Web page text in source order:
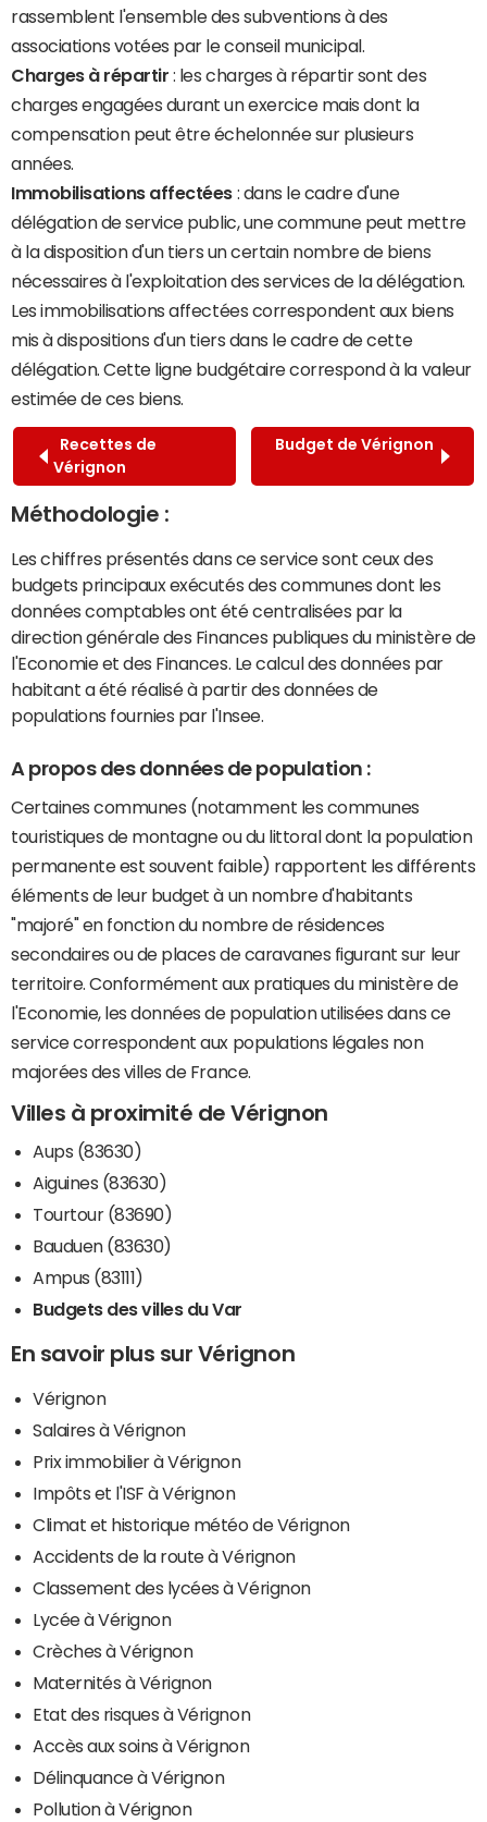
rassemblent l'ensemble des subventions à des
associations votées par le conseil municipal.
Charges à répartir : les charges à répartir sont des
charges engagées durant un exercice mais dont la
compensation peut être échelonnée sur plusieurs
années.
Immobilisations affectées : dans le cadre d'une
délégation de service public, une commune peut mettre
à la disposition d'un tiers un certain nombre de biens
nécessaires à l'exploitation des services de la délégation.
Les immobilisations affectées correspondent aux biens
mis à dispositions d'un tiers dans le cadre de cette
délégation. Cette ligne budgétaire correspond à la valeur
estimée de ces biens.
Recettes de
Vérignon
Budget de Vérignon
Méthodologie :
Les chiffres présentés dans ce service sont ceux des
budgets principaux exécutés des communes dont les
données comptables ont été centralisées par la
direction générale des Finances publiques du ministère de
l'Economie et des Finances. Le calcul des données par
habitant a été réalisé à partir des données de
populations fournies par l'Insee.
A propos des données de population :
Certaines communes (notamment les communes
touristiques de montagne ou du littoral dont la population
permanente est souvent faible) rapportent les différents
éléments de leur budget à un nombre d'habitants
"majoré" en fonction du nombre de résidences
secondaires ou de places de caravanes figurant sur leur
territoire. Conformément aux pratiques du ministère de
l'Economie, les données de population utilisées dans ce
service correspondent aux populations légales non
majorées des villes de France.
Villes à proximité de Vérignon
Aups (83630)
Aiguines (83630)
Tourtour (83690)
Bauduen (83630)
Ampus (83111)
Budgets des villes du Var
En savoir plus sur Vérignon
Vérignon
Salaires à Vérignon
Prix immobilier à Vérignon
Impôts et l'ISF à Vérignon
Climat et historique météo de Vérignon
Accidents de la route à Vérignon
Classement des lycées à Vérignon
Lycée à Vérignon
Crèches à Vérignon
Maternités à Vérignon
Etat des risques à Vérignon
Accès aux soins à Vérignon
Délinquance à Vérignon
Pollution à Vérignon